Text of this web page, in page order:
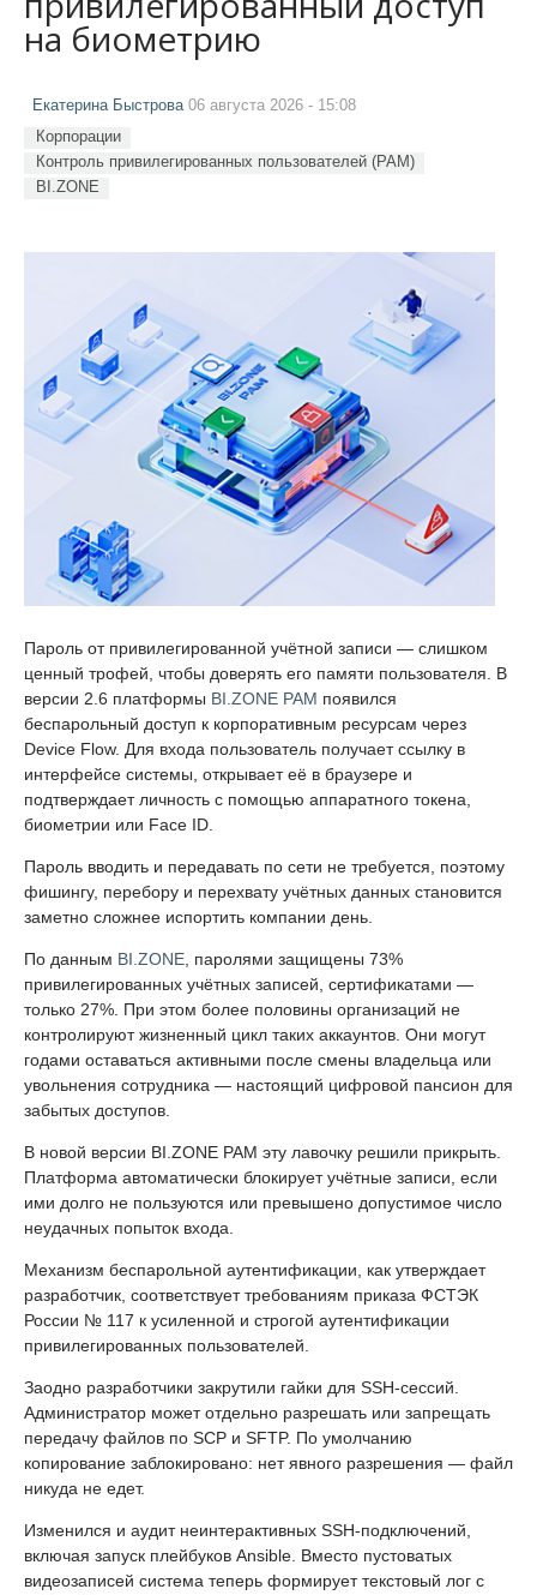
на биометрию
Екатерина Быстрова06 августа 2026 - 15:08
Корпорации
Контроль привилегированных пользователей (PAM)
BI.ZONE
Пароль от привилегированной учётной записи — слишком
ценный трофей, чтобы доверять его памяти пользователя. В
версии 2.6 платформы BI.ZONE PAM появился
беспарольный доступ к корпоративным ресурсам через
Device Flow. Для входа пользователь получает ссылку в
интерфейсе системы, открывает её в браузере и
подтверждает личность с помощью аппаратного токена,
биометрии или Face ID.
Пароль вводить и передавать по сети не требуется, поэтому
фишингу, перебору и перехвату учётных данных становится
заметно сложнее испортить компании день.
По данным BI.ZONE, паролями защищены 73%
привилегированных учётных записей, сертификатами —
только 27%. При этом более половины организаций не
контролируют жизненный цикл таких аккаунтов. Они могут
годами оставаться активными после смены владельца или
увольнения сотрудника — настоящий цифровой пансион для
забытых доступов.
В новой версии BI.ZONE PAM эту лавочку решили прикрыть.
Платформа автоматически блокирует учётные записи, если
ими долго не пользуются или превышено допустимое число
неудачных попыток входа.
Механизм беспарольной аутентификации, как утверждает
разработчик, соответствует требованиям приказа ФСТЭК
России № 117 к усиленной и строгой аутентификации
привилегированных пользователей.
Заодно разработчики закрутили гайки для SSH-сессий.
Администратор может отдельно разрешать или запрещать
передачу файлов по SCP и SFTP. По умолчанию
копирование заблокировано: нет явного разрешения — файл
никуда не едет.
Изменился и аудит неинтерактивных SSH-подключений,
включая запуск плейбуков Ansible. Вместо пустоватых
видеозаписей система теперь формирует текстовый лог с